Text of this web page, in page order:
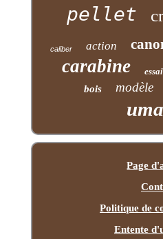
pellet
caliber action
carabine
bois modèle
Page
Politique de
Entente